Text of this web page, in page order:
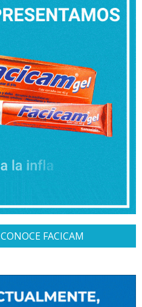
CONOCE FACICAM